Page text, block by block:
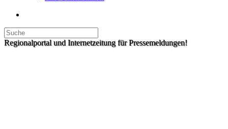
Regionalportal und Internetzeitung für Pressemeldungen!